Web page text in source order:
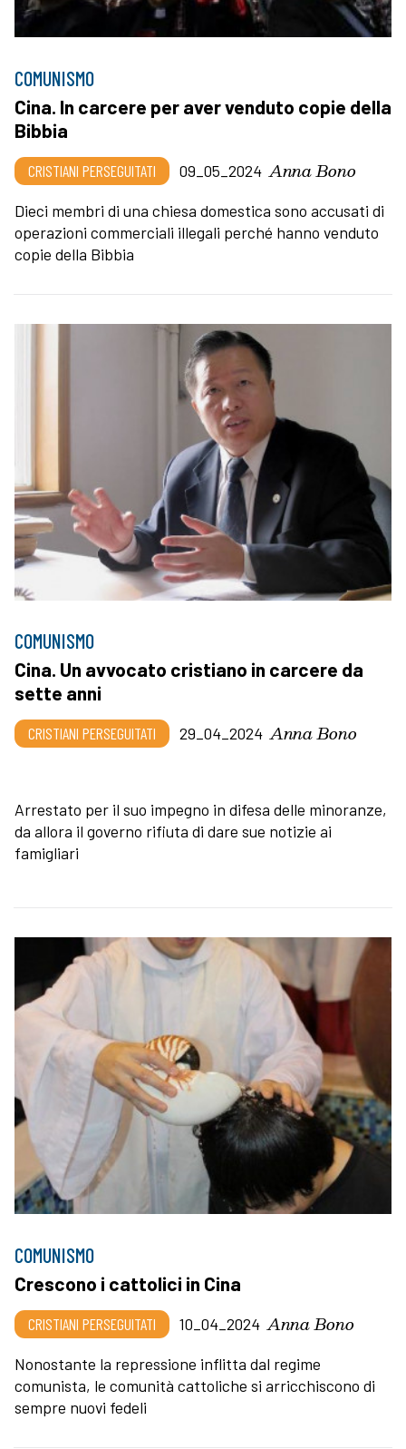
COMUNISMO
Cina. In carcere per aver venduto copie della
Bibbia
CRISTIANI PERSEGUITATI 09_05_2024 Anna Bono
Dieci membri di una chiesa domestica sono accusati di
operazioni commerciali illegali perché hanno venduto
copie della Bibbia
COMUNISMO
Cina. Un avvocato cristiano in carcere da
sette anni
CRISTIANI PERSEGUITATI 29_04_2024 Anna Bono
Arrestato per il suo impegno in difesa delle minoranze,
da allora il governo rifiuta di dare sue notizie ai
famigliari
COMUNISMO
Crescono i cattolici in Cina
CRISTIANI PERSEGUITATI 10_04_2024 Anna Bono
Nonostante la repressione inflitta dal regime
comunista, le comunità cattoliche si arricchiscono di
sempre nuovi fedeli